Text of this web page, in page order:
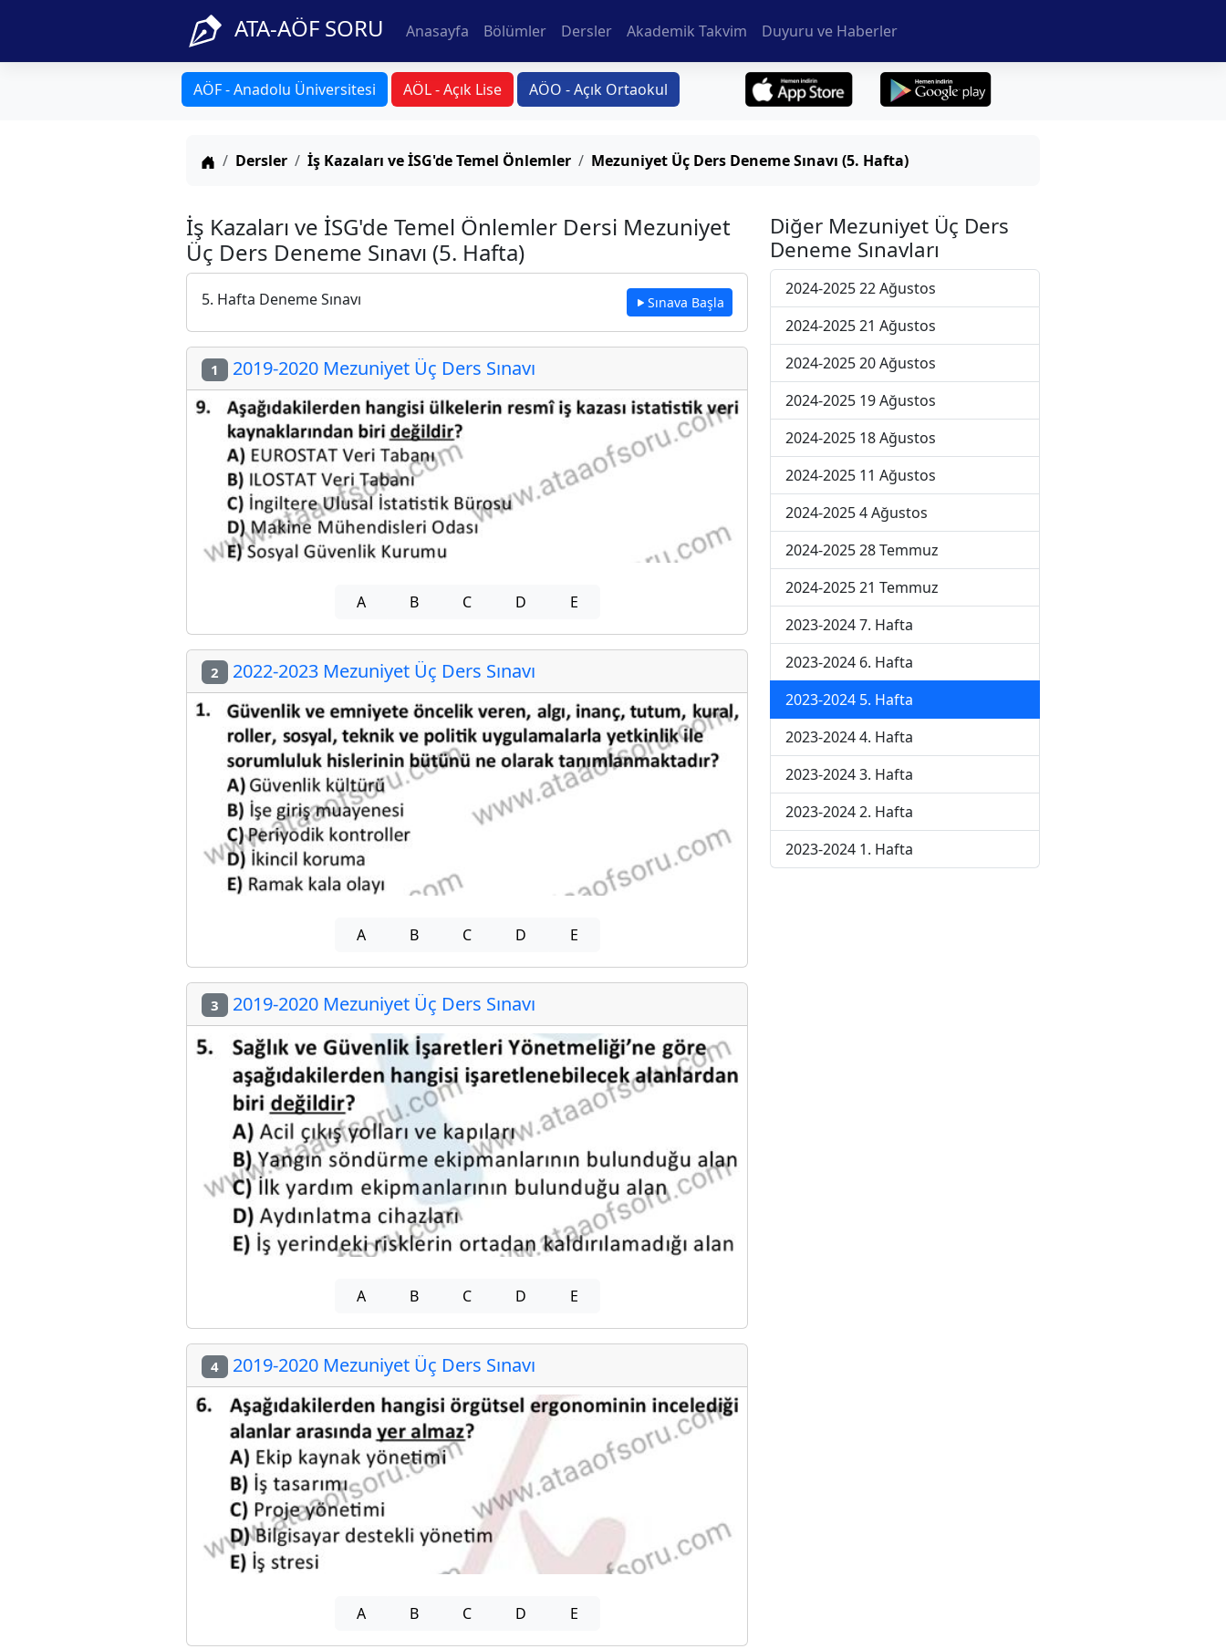
ATA-AÖF SORU Anasayfa Bölümler Dersler Akademik Takvim Duyuru ve Haberler
AÖF - Anadolu Üniversitesi AÖL - Açık Lise AÖO - Açık Ortaokul
Anasayfa
Dersler İş Kazaları ve İSG'de Temel Önlemler Mezuniyet Üç Ders Deneme Sınavı (5. Hafta)
İş Kazaları ve İSG'de Temel Önlemler Dersi Mezuniyet
Üç Ders Deneme Sınavı (5. Hafta)
5. Hafta Deneme Sınavı Sınava Başla
1 2019-2020 Mezuniyet Üç Ders Sınavı
A B C D E
2 2022-2023 Mezuniyet Üç Ders Sınavı
A B C D E
3 2019-2020 Mezuniyet Üç Ders Sınavı
A B C D E
4 2019-2020 Mezuniyet Üç Ders Sınavı
A B C D E
Diğer Mezuniyet Üç Ders
Deneme Sınavları
2024-2025 22 Ağustos
2024-2025 21 Ağustos
2024-2025 20 Ağustos
2024-2025 19 Ağustos
2024-2025 18 Ağustos
2024-2025 11 Ağustos
2024-2025 4 Ağustos
2024-2025 28 Temmuz
2024-2025 21 Temmuz
2023-2024 7. Hafta
2023-2024 6. Hafta
2023-2024 5. Hafta
2023-2024 4. Hafta
2023-2024 3. Hafta
2023-2024 2. Hafta
2023-2024 1. Hafta